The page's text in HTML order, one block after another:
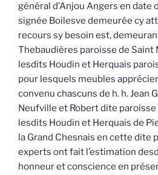
général d’Anjou Angers en date
signée Boilesve demeurée cy
recours sy besoin est,
Thebaudières paroisse de Saint
lesdits Houdin et Herquais
pour lesquels meubles
convenu chascuns de h. h. Jean
Neufville et Robert dite
lesdits Houdin et Herquais de
la Grand Chesnais en cette dite
experts ont fait l’estimation
honneur et conscience en